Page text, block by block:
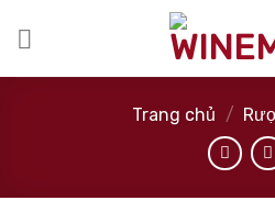
Trang chủ /